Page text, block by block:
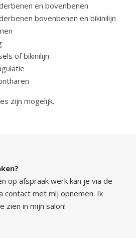
en bovenbenen
bovenbenen en bikinilijn
of bikinilijn
zijn mogelijk.
op afspraak werk kan je via de
contact met mij opnemen. Ik
zien in mijn salon!